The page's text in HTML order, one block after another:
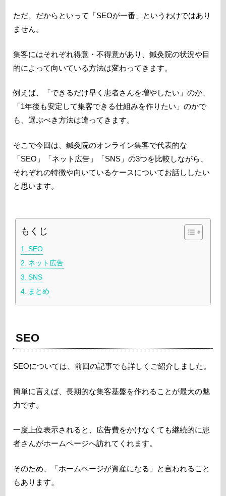
ただ、だからといって「SEOが一番」というわけではあり
ません。
集客にはそれぞれ得意・不得意があり、鍼灸院の状況や目
的によって向いている方法は変わってきます。
例えば、「できるだけ早く患者さんを増やしたい」のか、
「1年後も安定して集客できる仕組みを作りたい」のかで
も、選ぶべき方法は違ってきます。
そこで今回は、鍼灸院のオンライン集客で代表的な
「SEO」「ネット広告」「SNS」の3つを比較しながら、
それぞれの特徴や向いているケースについてお話ししたい
と思います。
もくじ
SEO
ネット広告
SNS
まとめ
SEO
SEOについては、前回の記事でも詳しくご紹介しました。
簡単に言えば、長期的な集客基盤を作れることが最大の魅
力です。
一度上位表示されると、広告費をかけなくても継続的に患
者さんがホームページへ訪れてくれます。
そのため、「ホームページが資産になる」と言われること
もあります。